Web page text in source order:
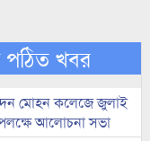
পঠিত খবর
মোহন কলেজে জুলাই
আলোচনা সভা